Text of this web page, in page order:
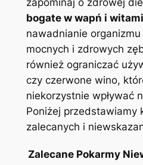
zapominaj o zdrowej
bogate w wapń i
nawadnianie
mocnych i zdrowych
również ograniczać
czy czerwone wino,
niekorzystnie wpływać
Poniżej przedstawiamy
zalecanych i
Zalecane Pokarmy